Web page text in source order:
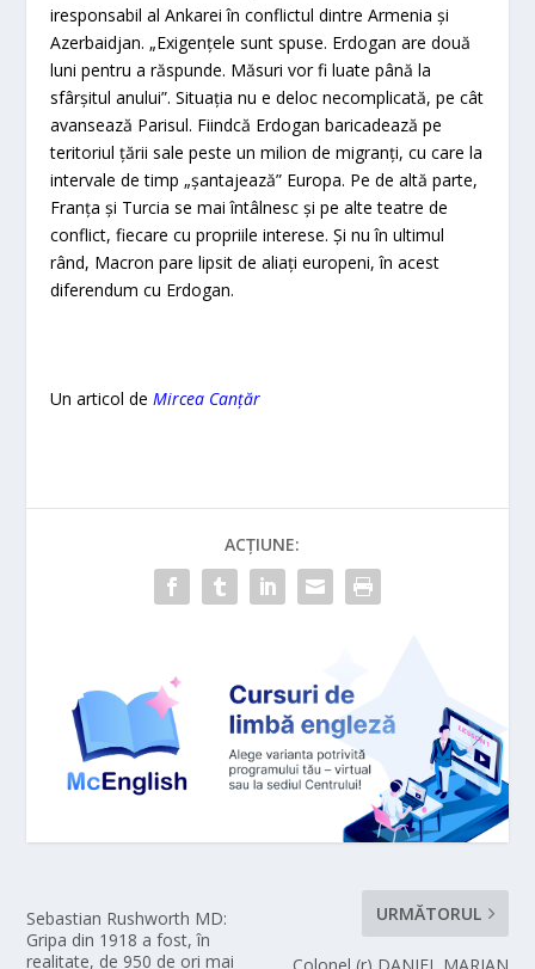
iresponsabil al Ankarei în conflictul dintre Armenia şi
Azerbaidjan. „Exigenţele sunt spuse. Erdogan are două
luni pentru a răspunde. Măsuri vor fi luate până la
sfârşitul anului”. Situaţia nu e deloc necomplicată, pe cât
avansează Parisul. Fiindcă Erdogan baricadează pe
teritoriul ţării sale peste un milion de migranţi, cu care la
intervale de timp „şantajează” Europa. Pe de altă parte,
Franţa şi Turcia se mai întâlnesc şi pe alte teatre de
conflict, fiecare cu propriile interese. Şi nu în ultimul
rând, Macron pare lipsit de aliaţi europeni, în acest
diferendum cu Erdogan.
Un articol deMircea Canțăr
ACȚIUNE:
Sebastian Rushworth MD:
Gripa din 1918 a fost, în
realitate, de 950 de ori mai
URMĂTORUL
Colonel (r) DANIEL MARIAN